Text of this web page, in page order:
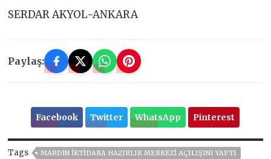
SERDAR AKYOL-ANKARA
Paylaş:
Facebook Twitter WhatsApp Pinterest
Tags
MARDIN İKTIDARA HAZIRLIK MERKEZI AÇILIŞINI YAPTI